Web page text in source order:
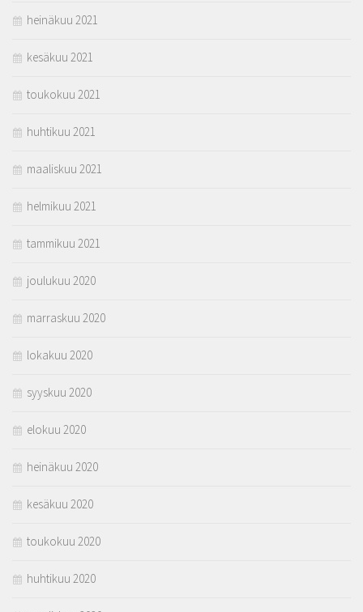
heinäkuu 2021
kesäkuu 2021
toukokuu 2021
huhtikuu 2021
maaliskuu 2021
helmikuu 2021
tammikuu 2021
joulukuu 2020
marraskuu 2020
lokakuu 2020
syyskuu 2020
elokuu 2020
heinäkuu 2020
kesäkuu 2020
toukokuu 2020
huhtikuu 2020